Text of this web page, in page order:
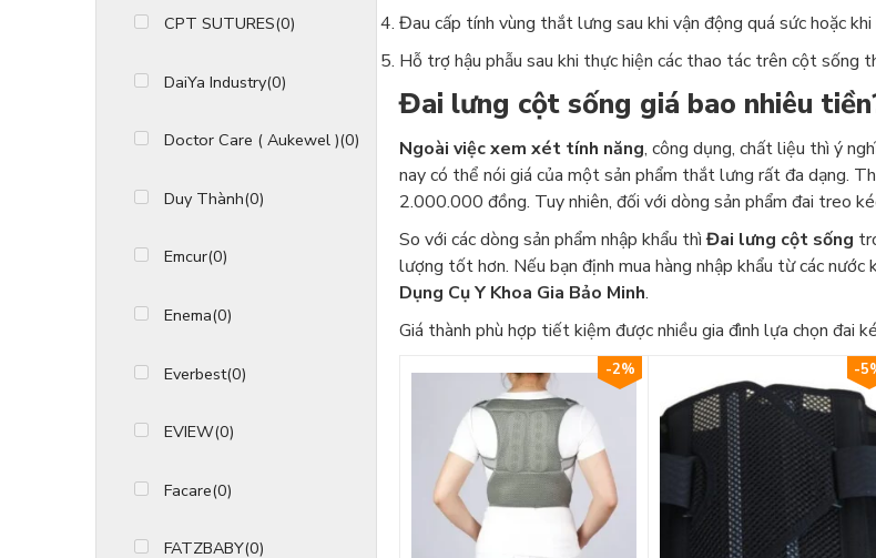
CPT SUTURES(0)
DaiYa Industry(0)
Doctor Care ( Aukewel )(0)
Duy Thành(0)
Emcur(0)
Enema(0)
Everbest(0)
EVIEW(0)
Facare(0)
FATZBABY(0)
Đau cấp tính vùng thắt lưng sau khi vận động quá sức hoặc khi
Hỗ trợ hậu phẫu sau khi thực hiện các thao tác trên cột sống
Đai lưng cột sống giá bao nhiêu
Ngoài việc xem xét tính năng, công dụng, chất liệu thì ý
nay có thể nói giá của một sản phẩm thắt lưng rất đa dạng.
2.000.000 đồng. Tuy nhiên, đối với dòng sản phẩm đai treo
So với các dòng sản phẩm nhập khẩu thìĐai lưng cột sống
lượng tốt hơn. Nếu bạn định mua hàng nhập khẩu từ các
Dụng Cụ Y Khoa Gia Bảo Minh.
Giá thành phù hợp tiết kiệm được nhiều gia đình lựa chọn đai
-2% -